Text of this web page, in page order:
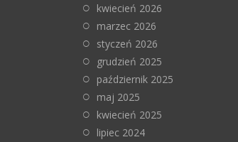
kwiecień 2026
marzec 2026
styczeń 2026
grudzień 2025
październik 2025
maj 2025
kwiecień 2025
lipiec 2024